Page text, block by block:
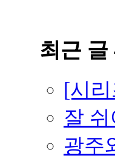
최근 글
[시
잘
광주